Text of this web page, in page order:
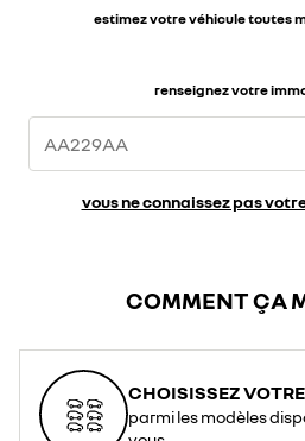
estimez votre véhicule toutes
renseignez votre
vous ne connaissez pas
COMMENT ÇA
CHOISISSEZ
parmi les modèles